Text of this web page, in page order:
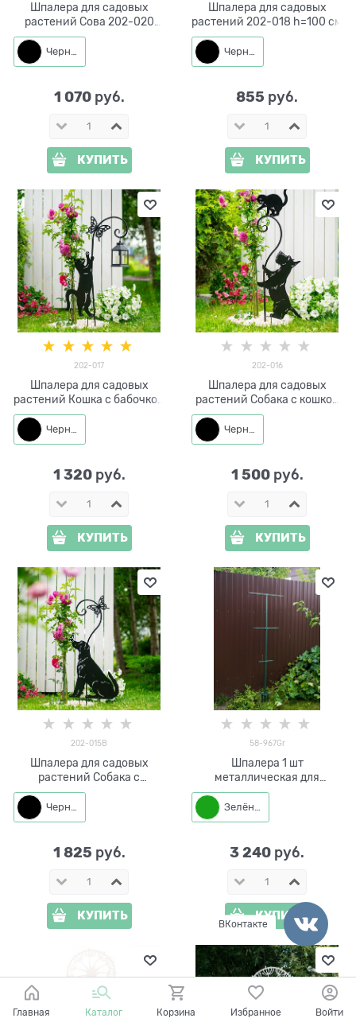
Шпалера для садовых
растений Сова 202-020
h=105 см
Черный
1 070 руб.
КУПИТЬ
Шпалера для садовых
растений 202-018 h=100 см
Черный
855 руб.
КУПИТЬ
202-017
Шпалера для садовых
растений Кошка с бабочкой
202-017 h=100 см
Черный
1 320 руб.
КУПИТЬ
202-016
Шпалера для садовых
растений Собака с кошкой
202-016 h=111 см
Черный
1 500 руб.
КУПИТЬ
202-015B
Шпалера для садовых
растений Собака с
бабочкой 202-015 h=110 см
Черный
1 825 руб.
КУПИТЬ
58-967Gr
Шпалера 1 шт
металлическая для
винограда разборная 58-
967Gr
Зелёный
3 240 руб.
КУПИТЬ
Главная Каталог Корзина Избранное Войти
ВКонтакте